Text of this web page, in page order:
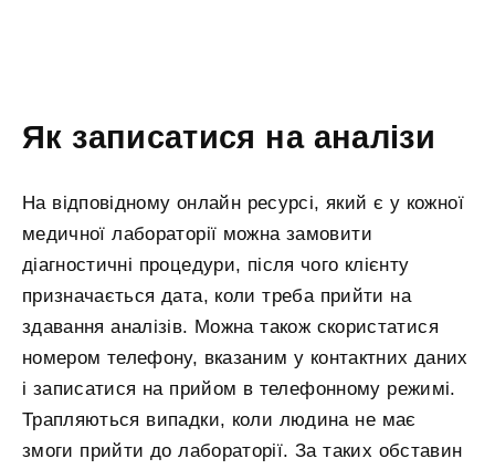
Як записатися на аналізи
На відповідному онлайн ресурсі, який є у кожної
медичної лабораторії можна замовити
діагностичні процедури, після чого клієнту
призначається дата, коли треба прийти на
здавання аналізів. Можна також скористатися
номером телефону, вказаним у контактних даних
і записатися на прийом в телефонному режимі.
Трапляються випадки, коли людина не має
змоги прийти до лабораторії. За таких обставин